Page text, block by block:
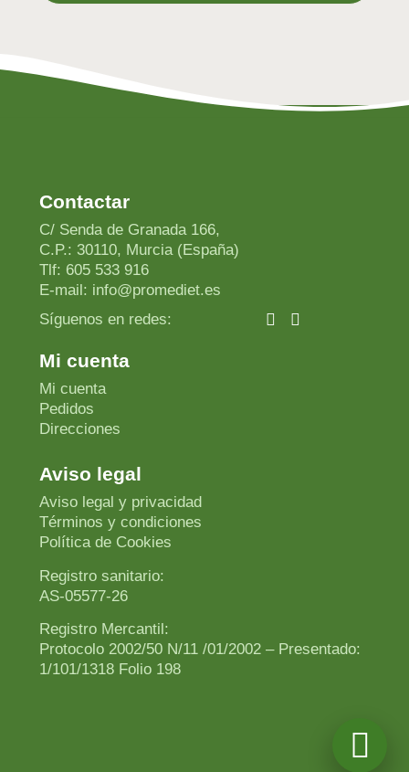
Contactar
C/ Senda de Granada 166,
C.P.: 30110, Murcia (España)
Tlf: 605 533 916
E-mail: info@promediet.es
Síguenos en redes:
Mi cuenta
Mi cuenta
Pedidos
Direcciones
Aviso legal
Aviso legal y privacidad
Términos y condiciones
Política de Cookies
Registro sanitario:
AS-05577-26
Registro Mercantil:
Protocolo 2002/50 N/11 /01/2002 – Presentado:
1/101/1318 Folio 198